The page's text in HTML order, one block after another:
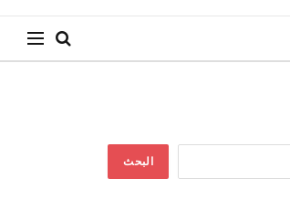
البحث